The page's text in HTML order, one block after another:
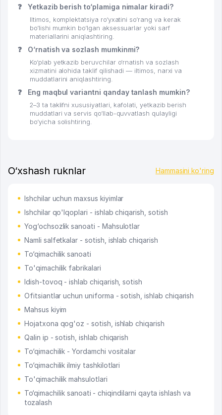
❓ Yetkazib berish to‘plamiga nimalar kiradi?
Iltimos, komplektatsiya ro‘yxatini so‘rang va kerak
bo‘lishi mumkin bo‘lgan aksessuarlar yoki sarf
materiallarini aniqlashtiring.
❓ O‘rnatish va sozlash mumkinmi?
Ko‘plab yetkazib beruvchilar o‘rnatish va sozlash
xizmatini alohida taklif qilishadi — iltimos, narxi va
muddatlarini aniqlashtiring.
❓ Eng maqbul variantni qanday tanlash mumkin?
2–3 ta taklifni xususiyatlari, kafolati, yetkazib berish
muddatlari va servis qo‘llab-quvvatlash qulayligi
bo‘yicha solishtiring.
O‘xshash ruknlar Hammasini ko'ring
Ishchilar uchun maxsus kiyimlar
Ishchilar qo'lqoplari - ishlab chiqarish, sotish
Yog‘ochsozlik sanoati - Mahsulotlar
Namli salfetkalar - sotish, ishlab chiqarish
To‘qimachilik sanoati
To'qimachilik fabrikalari
Idish-tovoq - ishlab chiqarish, sotish
Ofitsiantlar uchun uniforma - sotish, ishlab chiqarish
Mahsus kiyim
Hojatxona qog'oz - sotish, ishlab chiqarish
Qalin ip - sotish, ishlab chiqarish
To‘qimachilik - Yordamchi vositalar
To‘qimachilik ilmiy tashkilotlari
To'qimachilik mahsulotlari
To‘qimachilik sanoati - chiqindilarni qayta ishlash va
tozalash